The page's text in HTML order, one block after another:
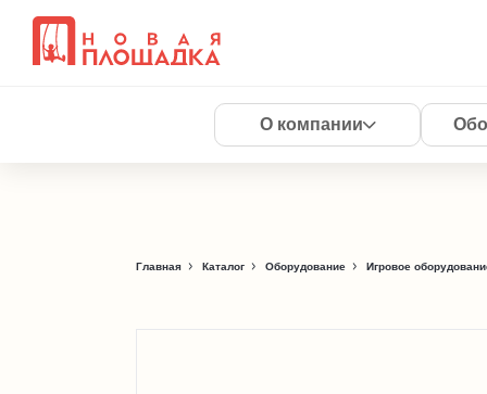
О компании
Главная Каталог Оборудование Игровое